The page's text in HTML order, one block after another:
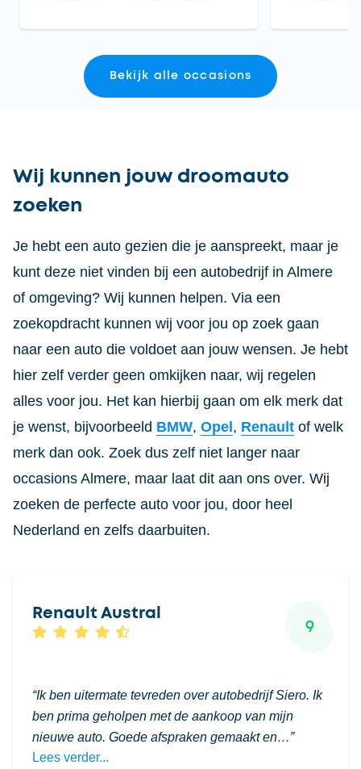
Bekijk alle occasions
Wij kunnen jouw droomauto
zoeken
Je hebt een auto gezien die je aanspreekt, maar je
kunt deze niet vinden bij een autobedrijf in Almere
of omgeving? Wij kunnen helpen. Via een
zoekopdracht kunnen wij voor jou op zoek gaan
naar een auto die voldoet aan jouw wensen. Je hebt
hier zelf verder geen omkijken naar, wij regelen
alles voor jou. Het kan hierbij gaan om elk merk dat
je wenst, bijvoorbeeld BMW, Opel , Renault of welk
merk dan ook. Zoek dus zelf niet langer naar
occasions Almere, maar laat dit aan ons over. Wij
zoeken de perfecte auto voor jou, door heel
Nederland en zelfs daarbuiten.
Renault Austral
9
Ik ben uitermate tevreden over autobedrijf Siero. Ik
ben prima geholpen met de aankoop van mijn
nieuwe auto. Goede afspraken gemaakt en…
Lees verder...